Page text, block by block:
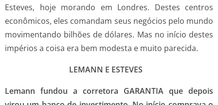
Esteves, hoje morando em Londres. Destes centros
econômicos, eles comandam seus negócios pelo mundo
movimentando bilhões de dólares. Mas no início destes
impérios a coisa era bem modesta e muito parecida.
LEMANN E ESTEVES
Lemann fundou a corretora GARANTIA que depois